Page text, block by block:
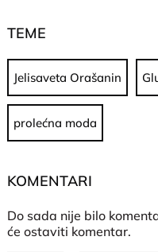
TEME
Jelisaveta Orašanin
prolećna moda
KOMENTARI
Do sada nije bilo
će ostaviti komentar.